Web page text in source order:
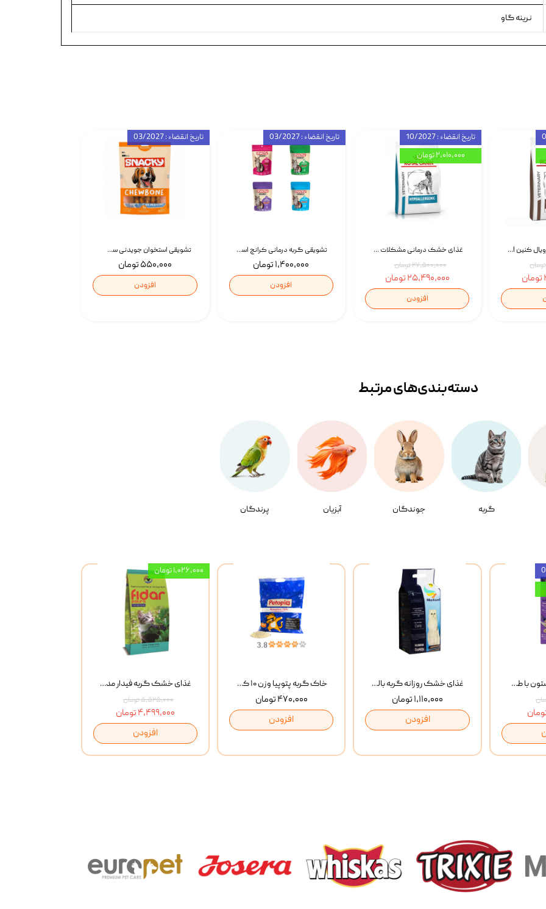
نرینه گاو
تشویقی استخوان جویدنی سگ اسنکی کرانچی با طعم مرغ Snacky Crunchy Munchy وزن 100 گرم
۵۵۰,۰۰۰ تومان
افزودن
تاریخ انقضاء : 03/2027
تشویقی گربه درمانی کرانچ اسنکی با طعم میکس Snacky Crunch Cat Treats وزن 60 گرم بسته 4 عددی
۱,۴۰۰,۰۰۰ تومان
افزودن
تاریخ انقضاء : 03/2027
غذای خشک درمانی مشکلات گوارشی سگ رویال کنین Royal Canin Hypoallergenic وزن 7 کیلوگرم | پت استوک
۲۷,۵۰۰,۰۰۰ تومان
۲۵,۴۹۰,۰۰۰ تومان
افزودن
تاریخ انقضاء : 10/2027
۲,۰۱۰,۰۰۰ تومان
غذای خشک سگ رویال کنین Royal Canin Gastrointestinal وزن 7.5 کیلوگرم | پت استوک
گربه جوندگان آبزیان پرندگان
دسته‌بندی‌‌های مرتبط
غذای خشک گربه فیدار مدل Adult وزن 10 کیلوگرم
۵,۵۲۵,۰۰۰ تومان
۴,۴۹۹,۰۰۰ تومان
افزودن
۱,۰۲۶,۰۰۰ تومان
خاک گربه پتوپیا وزن ۱۰ کیلوگرم
۴۷۰,۰۰۰ تومان
افزودن
غذای خشک روزانه گربه بالغ مفید MoFeed Adult Daily Cat Food وزن 2 کیلوگرم
۱,۱۱۰,۰۰۰ تومان
افزودن
بستنی گربه وینستون با طعم مرغ و ماهی Winstone Chicken & Fish بسته 8 عددی